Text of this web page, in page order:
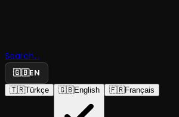
Search...
🇬🇧EN
🇹🇷Türkçe 🇬🇧English 🇫🇷Français
Aliye,